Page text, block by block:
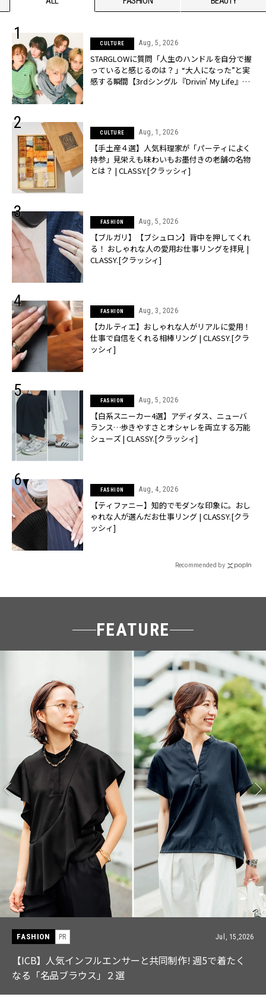
CULTURE Aug, 5, 2026
STARGLOWに質問「人生のハンドルを自分で握
っていると感じるのは？」“大️人になった”と実
感する瞬間【3rdシングル『Drivin' My Life』発
CULTURE Aug, 1, 2026
【手土産４選】人気料理家が「パーティによく
持参」見栄えも味わいもお墨付きの老舗の名物
とは？ | CLASSY.[クラッシィ]
FASHION Aug, 5, 2026
【ブルガリ】【ブシュロン】背中を押してくれ
る！ おしゃれな人の愛用お仕事リングを拝見 |
CLASSY.[クラッシィ]
FASHION Aug, 3, 2026
【カルティエ】おしゃれな人がリアルに愛用！
仕事で自信をくれる相棒リング | CLASSY.[クラ
ッシィ]
FASHION Aug, 5, 2026
【白系スニーカー4選】アディダス、ニューバ
ランス…歩きやすさとオシャレを両立する万能
シューズ | CLASSY.[クラッシィ]
FASHION Aug, 4, 2026
【ティファニー】知的でモダンな印象に。おし
ゃれな人が選んだお仕事リング | CLASSY.[クラ
ッシィ]
Recommended by
FEATURE
FASHION PR Jul, 15,2026
【ICB】人気インフルエンサーと共同制作! 週5で着たく
なる「名品ブラウス」２選